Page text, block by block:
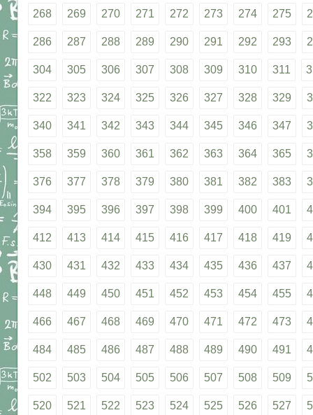
268 269 270 271 272 273 274 275
286 287 288 289 290 291 292 293
304 305 306 307 308 309 310 311
322 323 324 325 326 327 328 329
340 341 342 343 344 345 346 347
358 359 360 361 362 363 364 365
376 377 378 379 380 381 382 383
394 395 396 397 398 399 400 401
412 413 414 415 416 417 418 419
430 431 432 433 434 435 436 437
448 449 450 451 452 453 454 455
466 467 468 469 470 471 472 473
484 485 486 487 488 489 490 491
502 503 504 505 506 507 508 509
520 521 522 523 524 525 526 527